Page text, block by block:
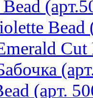
Bead
Cut
(арт.